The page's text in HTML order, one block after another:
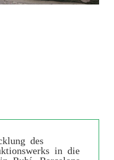
des
in die